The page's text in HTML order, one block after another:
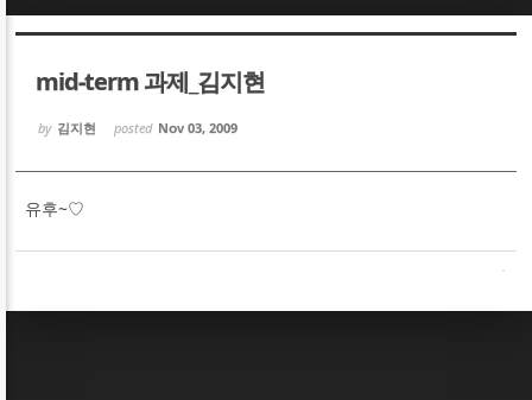
mid-term 과제_김지현
by 김지현 posted Nov 03, 2009
유후~♡
Sketchbook5, 스케치북5
Sketchbook5, 스케치북5
Sketchbook5, 스케치북5
Sketchbook5, 스케치북5